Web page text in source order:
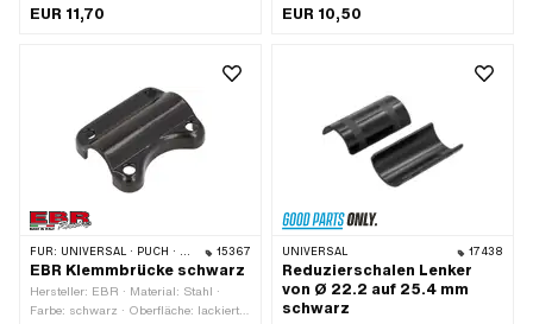
40 mm · Ø innen: 13 mm
EUR 11,70
Klemmdurchmesser: 22 mm · Anzahl
EUR 10,50
FÜR: UNIVERSAL · PUCH · SACHS · PIAGGIO · ZÜNDAPP BELMONDO 15367
EBR Klemmbrücke schwarz
Hersteller: EBR · Material: Stahl ·
Farbe: schwarz · Oberfläche: lackiert ·
UNIVERSAL 17438
Reduzierschalen Lenker
von Ø 22.2 auf 25.4 mm
schwarz